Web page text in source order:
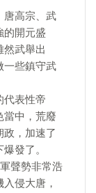
唐高宗、武
的開元盛
然武舉出
一些鎮守武
代表性帝
當中，荒廢
，加速了
發了。
聲勢非常浩
侵大唐，